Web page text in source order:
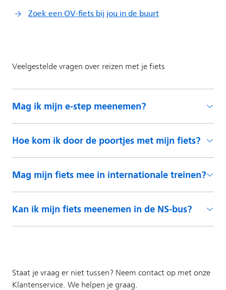
Mag ik mijn e-step meenemen?
Hoe kom ik door de poortjes met mijn fiets?
Mag mijn fiets mee in internationale treinen?
Kan ik mijn fiets meenemen in de NS-bus?